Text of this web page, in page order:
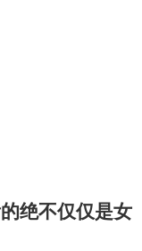
绝不仅仅是女